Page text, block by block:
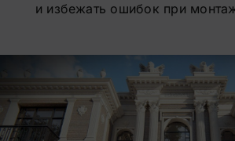
и избежать ошибок при